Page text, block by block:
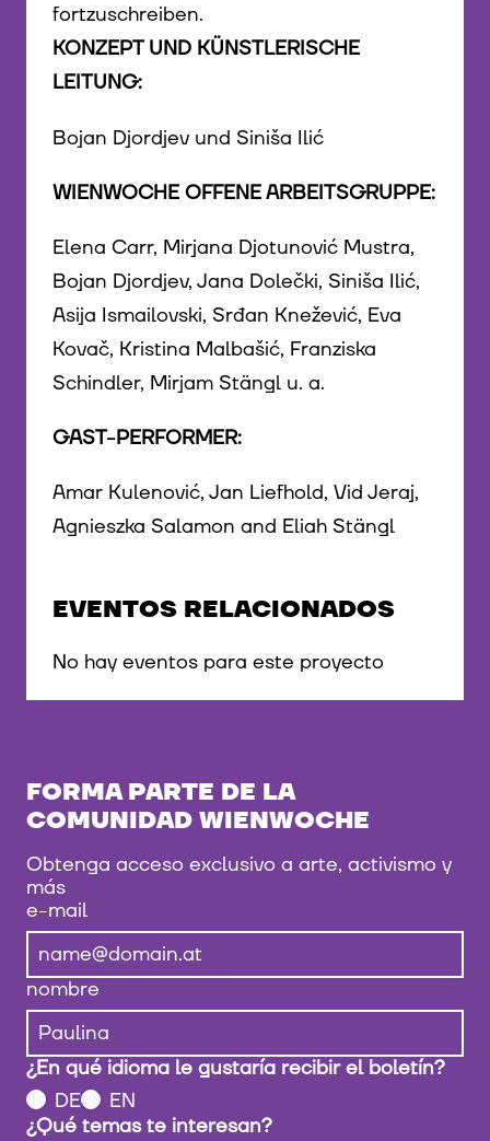
fortzuschreiben.
KONZEPT UND KÜNSTLERISCHE
LEITUNG:
Bojan Djordjev und Siniša Ilić
WIENWOCHE OFFENE ARBEITSGRUPPE:
Elena Carr, Mirjana Djotunović Mustra,
Bojan Djordjev, Jana Dolečki, Siniša Ilić,
Asija Ismailovski, Srđan Knežević, Eva
Kovač, Kristina Malbašić, Franziska
Schindler, Mirjam Stängl u. a.
GAST-PERFORMER:
Amar Kulenović, Jan Liefhold, Vid Jeraj,
Agnieszka Salamon and Eliah Stängl
EVENTOS RELACIONADOS
No hay eventos para este proyecto
FORMA PARTE DE LA
COMUNIDAD WIENWOCHE
Obtenga acceso exclusivo a arte, activismo y
más
e-mail
nombre
¿En qué idioma le gustaría recibir el boletín?
DE
EN
¿Qué temas te interesan?